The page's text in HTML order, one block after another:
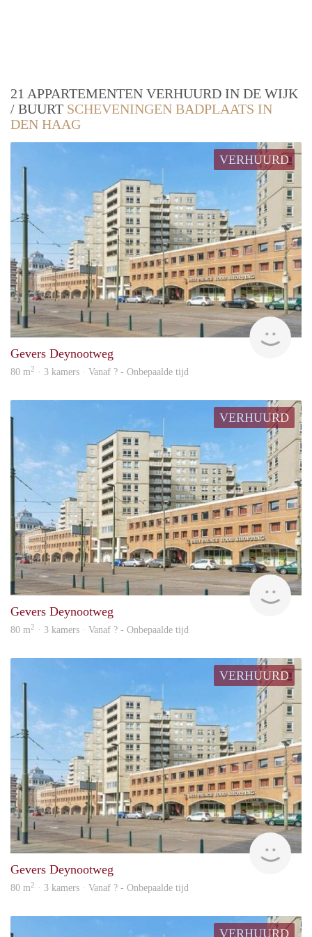
21 APPARTEMENTEN VERHUURD IN DE WIJK
/ BUURT SCHEVENINGEN BADPLAATS IN
DEN HAAG
VERHUURD
rent
Gevers Deynootweg
80 m2 · 3 kamers · Vanaf ? - Onbepaalde tijd
VERHUURD
Gevers Deynootweg
80 m2 · 3 kamers · Vanaf ? - Onbepaalde tijd
VERHUURD
rent
Gevers Deynootweg
80 m2 · 3 kamers · Vanaf ? - Onbepaalde tijd
VERHUURD